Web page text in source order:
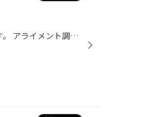
福岡市早良区のタイヤ館次郎丸です。 今回は、ボルボXC60 T5 です。 アライメント調整を行いました。 ボルボの中でも走りのいいT5ですから、 アライメント調整は有効です。 ありがとうございました。